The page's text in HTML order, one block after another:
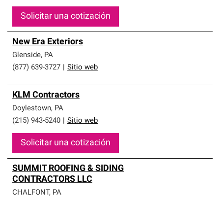
Solicitar una cotización
New Era Exteriors
Glenside, PA
(877) 639-3727
Sitio web
KLM Contractors
Doylestown, PA
(215) 943-5240
Sitio web
Solicitar una cotización
SUMMIT ROOFING & SIDING
CONTRACTORS LLC
CHALFONT, PA